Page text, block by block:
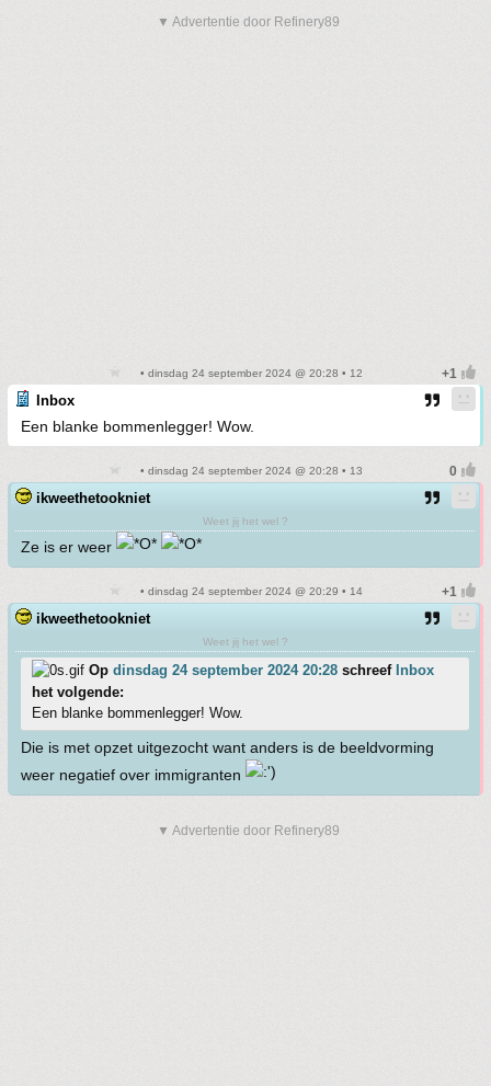
▼ Advertentie door Refinery89
• dinsdag 24 september 2024 @ 20:28 • 12
Inbox
Een blanke bommenlegger! Wow.
• dinsdag 24 september 2024 @ 20:28 • 13
ikweethetookniet
Weet jij het wel ?
Ze is er weer
• dinsdag 24 september 2024 @ 20:29 • 14
ikweethetookniet
Weet jij het wel ?
Op dinsdag 24 september 2024 20:28 schreef Inbox
het volgende:
Een blanke bommenlegger! Wow.
Die is met opzet uitgezocht want anders is de beeldvorming
weer negatief over immigranten
▼ Advertentie door Refinery89